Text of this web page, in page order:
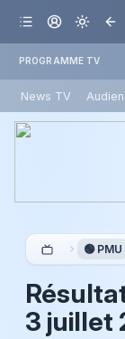
PROGRAMME TV
News TV
🟢 PMU
3 juillet